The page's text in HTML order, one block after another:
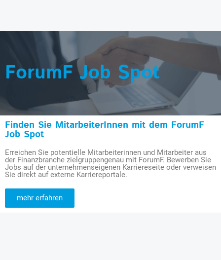
ForumF Job Spot
Finden Sie MitarbeiterInnen mit dem ForumF
Job Spot
Erreichen Sie potentielle Mitarbeiterinnen und Mitarbeiter aus
der Finanzbranche zielgruppengenau mit ForumF. Bewerben Sie
Jobs auf der unternehmenseigenen Karriereseite oder verweisen
Sie direkt auf externe Karriereportale.
mehr erfahren